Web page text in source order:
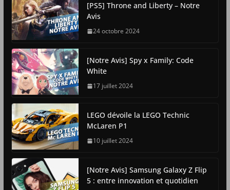
[PS5] Throne and Liberty – Notre
Avis
24 octobre 2024
[Notre Avis] Spy x Family: Code
White
17 juillet 2024
LEGO dévoile la LEGO Technic
McLaren P1
10 juillet 2024
[Notre Avis] Samsung Galaxy Z Flip
5 : entre innovation et quotidien